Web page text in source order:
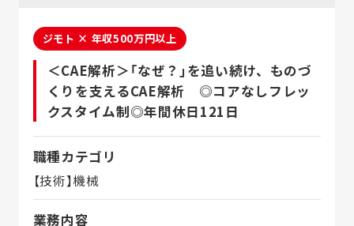
ジモト × 年収500万円以上
＜CAE解析＞「なぜ？」を追い続け、ものづ
くりを支えるCAE解析 ◎コアなしフレッ
クスタイム制◎年間休日121日
職種カテゴリ
【技術】機械
業務内容